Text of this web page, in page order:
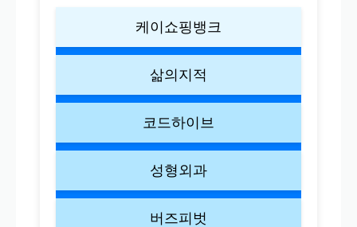
케이쇼핑뱅크
삶의지적
코드하이브
성형외과
버즈피벗